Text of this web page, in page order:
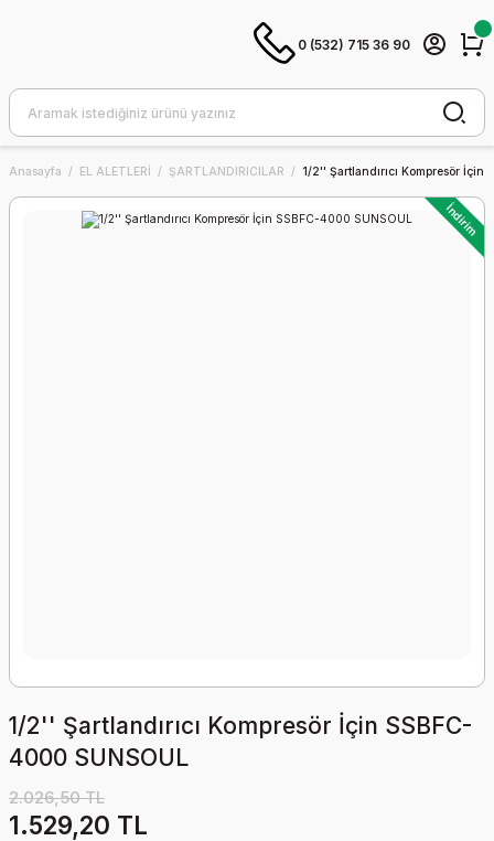
0 (532) 715 36 90
Anasayfa EL ALETLERİ ŞARTLANDIRICILAR 1/2'' Şartlandırıcı Kompresör İçin
İndirim
1/2'' Şartlandırıcı Kompresör İçin SSBFC-
4000 SUNSOUL
2.026,50 TL
1.529,20 TL